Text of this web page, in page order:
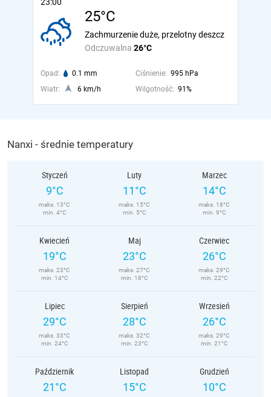
25°C
Odczuwalna 26°C
Zachmurzenie duże, przelotny deszcz
Opad: 0.1 mm Ciśnienie: 995 hPa
Wiatr:
6 km/h Wilgotność: 91%
Nanxi - średnie temperatury
Styczeń
9°C
maks. 13°C
min. 4°C
Luty
11°C
maks. 15°C
min. 5°C
Marzec
14°C
maks. 18°C
min. 9°C
Kwiecień
19°C
maks. 23°C
min. 14°C
Maj
23°C
maks. 27°C
min. 18°C
Czerwiec
26°C
maks. 29°C
min. 22°C
Lipiec
29°C
maks. 33°C
min. 24°C
Sierpień
28°C
maks. 32°C
min. 23°C
Wrzesień
26°C
maks. 29°C
min. 21°C
Październik
21°C
Listopad
15°C
Grudzień
10°C